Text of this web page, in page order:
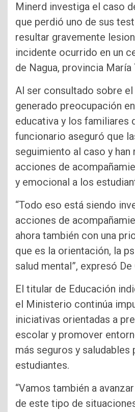
Minerd investiga el caso
que perdió uno de sus
resultar gravemente
incidente ocurrido en un
de Nagua, provincia María
Al ser consultado sobre el
generado preocupación
educativa y los familiares
funcionario aseguró que
seguimiento al caso y
acciones de
y emocional a los
“Todo eso está siendo
acciones de
ahora también con una
que es la orientación, la
salud mental”, expresó De
El titular de Educación
el Ministerio continúa
iniciativas orientadas a
escolar y promover
más seguros y saludables
estudiantes.
“Vamos también a
de este tipo de